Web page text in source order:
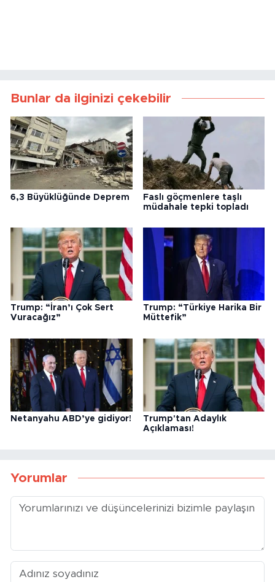
Bunlar da ilginizi çekebilir
6,3 Büyüklüğünde Deprem
Faslı göçmenlere taşlı
müdahale tepki topladı
Trump: “İran’ı Çok Sert
Vuracağız”
Trump: “Türkiye Harika Bir
Müttefik”
Netanyahu ABD’ye gidiyor!
Trump'tan Adaylık
Açıklaması!
Yorumlar